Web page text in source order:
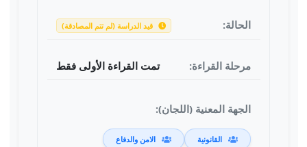
الحالة: قيد الدراسة (لم تتم المصادقة)
مرحلة القراءة: تمت القراءة الأولى فقط
الجهة المعنية (اللجان):
القانونية الامن والدفاع